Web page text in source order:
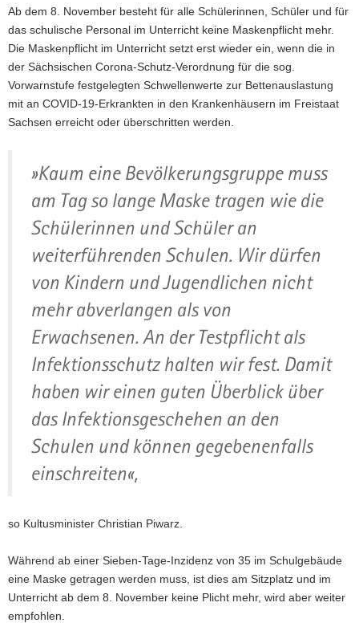
Ab dem 8. November besteht für alle Schülerinnen, Schüler und für
das schulische Personal im Unterricht keine Maskenpflicht mehr.
Die Maskenpflicht im Unterricht setzt erst wieder ein, wenn die in
der Sächsischen Corona-Schutz-Verordnung für die sog.
Vorwarnstufe festgelegten Schwellenwerte zur Bettenauslastung
mit an COVID-19-Erkrankten in den Krankenhäusern im Freistaat
Sachsen erreicht oder überschritten werden.
»Kaum eine Bevölkerungsgruppe muss
am Tag so lange Maske tragen wie die
Schülerinnen und Schüler an
weiterführenden Schulen. Wir dürfen
von Kindern und Jugendlichen nicht
mehr abverlangen als von
Erwachsenen. An der Testpflicht als
Infektionsschutz halten wir fest. Damit
haben wir einen guten Überblick über
das Infektionsgeschehen an den
Schulen und können gegebenenfalls
einschreiten«,
so Kultusminister Christian Piwarz.
Während ab einer Sieben-Tage-Inzidenz von 35 im Schulgebäude
eine Maske getragen werden muss, ist dies am Sitzplatz und im
Unterricht ab dem 8. November keine Plicht mehr, wird aber weiter
empfohlen.